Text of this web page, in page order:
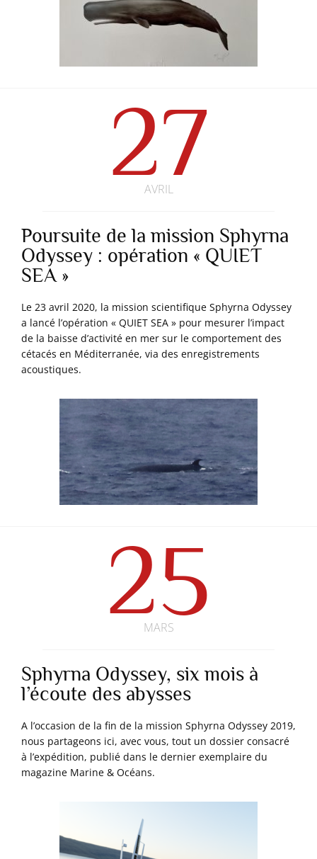
Vous pouvez modifier vos choix à tout moment en
cliquant sur « Gérer mes cookies » en bas des
pages de ce site. Vous pouvez aussi consulter
notre politique de confidentialité pour plus
d’informations.
27
AVRIL
Poursuite de la mission Sphyrna
Odyssey : opération « QUIET
SEA »
Le 23 avril 2020, la mission scientifique Sphyrna Odyssey
a lancé l’opération « QUIET SEA » pour mesurer l’impact
de la baisse d’activité en mer sur le comportement des
cétacés en Méditerranée, via des enregistrements
acoustiques.
25
MARS
Sphyrna Odyssey, six mois à
l’écoute des abysses
A l’occasion de la fin de la mission Sphyrna Odyssey 2019,
nous partageons ici, avec vous, tout un dossier consacré
à l’expédition, publié dans le dernier exemplaire du
magazine Marine & Océans.